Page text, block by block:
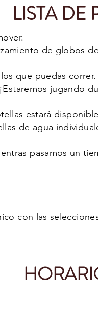
LISTA DE
de globos
que puedas correr.
jugando
estará
de agua
pasamos un
con las